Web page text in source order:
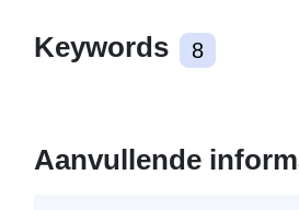
Keywords 8
Aanvullende